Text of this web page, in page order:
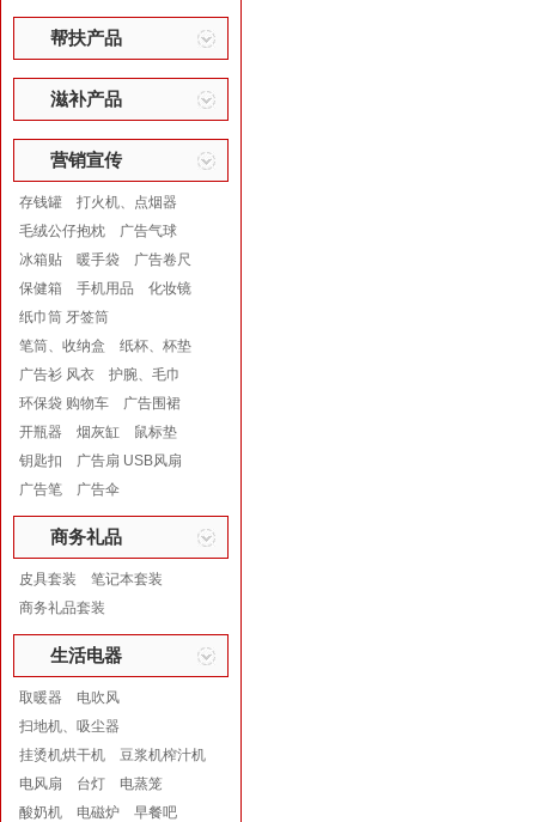
帮扶产品
滋补产品
营销宣传
存钱罐
打火机、点烟器
毛绒公仔抱枕
广告气球
冰箱贴
暖手袋
广告卷尺
保健箱
手机用品
化妆镜
纸巾筒 牙签筒
笔筒、收纳盒
纸杯、杯垫
广告衫 风衣
护腕、毛巾
环保袋 购物车
广告围裙
开瓶器
烟灰缸
鼠标垫
钥匙扣
广告扇 USB风扇
广告笔
广告伞
商务礼品
皮具套装
笔记本套装
商务礼品套装
生活电器
取暖器
电吹风
扫地机、吸尘器
挂烫机烘干机
豆浆机榨汁机
电风扇
台灯
电蒸笼
酸奶机
电磁炉
早餐吧